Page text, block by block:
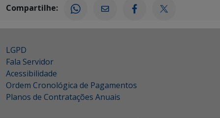
Compartilhe:
LGPD
Fala Servidor
Acessibilidade
Ordem Cronológica de Pagamentos
Planos de Contratações Anuais